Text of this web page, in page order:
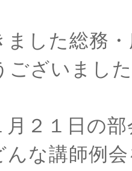
ました総務
ございました
月２１日の
んな講師例